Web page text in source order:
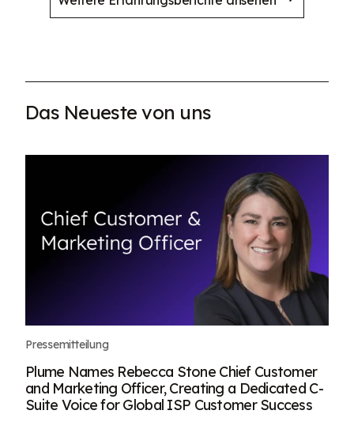
Das Neueste von uns
Pressemitteilung
Plume Names Rebecca Stone Chief Customer
and Marketing Officer, Creating a Dedicated C-
Suite Voice for Global ISP Customer Success